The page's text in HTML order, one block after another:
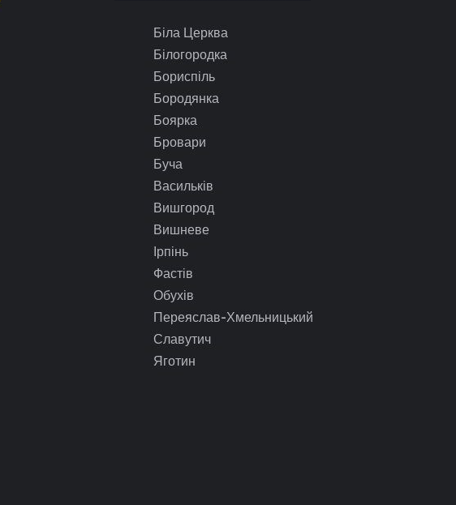
Біла Церква
Білогородка
Бориспіль
Бородянка
Боярка
Бровари
Буча
Васильків
Вишгород
Вишневе
Ірпінь
Фастів
Обухів
Переяслав-Хмельницький
Славутич
Яготин